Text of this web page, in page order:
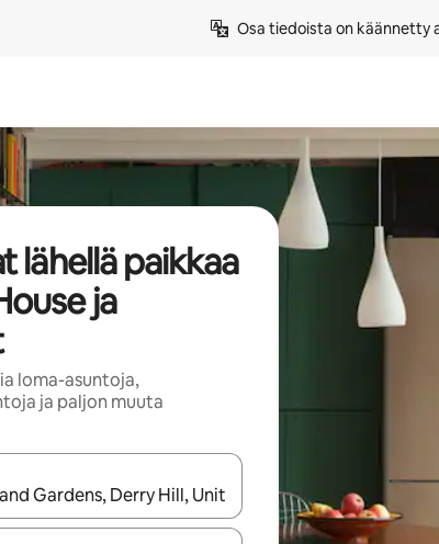
Osa tiedoista on käännetty
lähellä paikkaa
ja
loma-asuntoja,
ja paljon muuta
navigoi ylös- ja alas-nuolinäppäimillä tai tutustu